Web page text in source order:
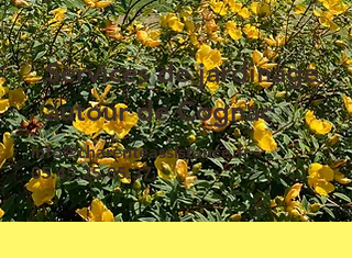
Services de jardinage
autour de Cognac
info@charenteassistance.fr-
05.45.25.05.37.